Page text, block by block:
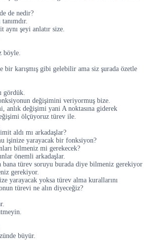
de nedir?
şeyi anlatır size.
böyle.
karışmış gibi gelebilir ama siz şurada özetle
gördük.
değişimini veriyormuş bize.
anlık değişimi yani A noktasına giderek
ölçüyoruz türev ile.
aldı mı arkadaşlar?
işinize yarayacak bir fonksiyon?
bilmeniz mi gerekecek?
önemli arkadaşlar.
türev soruyu burada diye bilmeniz gerekiyor
gerekiyor.
yarayacak yoksa türev alma kurallarını
türevi ne alın diyeceğiz?
büyür.